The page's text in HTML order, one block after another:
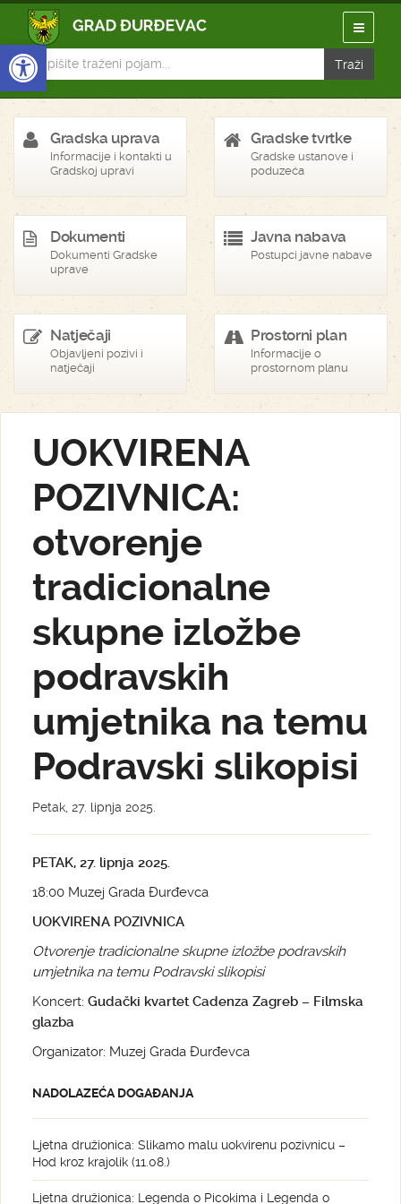
Open toolbar
Gradska uprava
Informacije i kontakti u
Gradskoj upravi
Gradske tvrtke
Gradske ustanove i
poduzeća
Dokumenti
Dokumenti Gradske
uprave
Javna nabava
Postupci javne nabave
Natječaji
Objavljeni pozivi i
natječaji
Prostorni plan
Informacije o
prostornom planu
UOKVIRENA
POZIVNICA:
otvorenje
tradicionalne
skupne izložbe
podravskih
umjetnika na temu
Podravski slikopisi
Petak, 27. lipnja 2025.
PETAK, 27. lipnja 2025.
18:00 Muzej Grada Đurđevca
UOKVIRENA POZIVNICA
Otvorenje tradicionalne skupne izložbe podravskih
umjetnika na temu Podravski slikopisi
Koncert: Gudački kvartet Cadenza Zagreb – Filmska
glazba
Organizator: Muzej Grada Đurđevca
NADOLAZEĆA DOGAĐANJA
Ljetna družionica: Slikamo malu uokvirenu pozivnicu –
Hod kroz krajolik (11.08.)
Ljetna družionica: Legenda o Picokima i Legenda o